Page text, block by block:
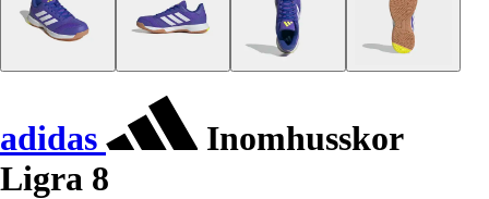
adidas
Inomhusskor
Ligra 8